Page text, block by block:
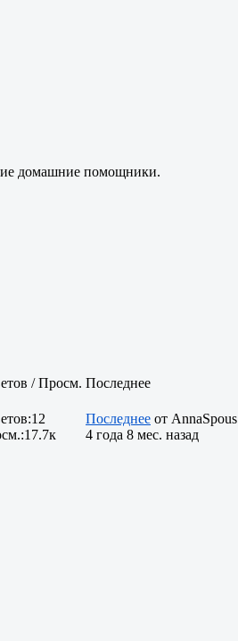
домашние помощники.
/ Просм. Последнее
12
17.7к
Последнее от AnnaSpous
4 года 8 мес. назад